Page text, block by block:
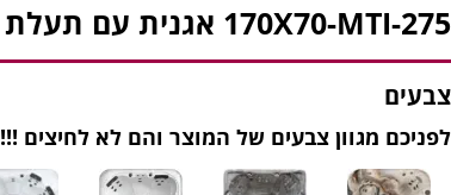
170X70-MTI-275 אגנית עם תעלת ניקוז
צבעים
לפניכם מגוון צבעים של המוצר והם לא לחיצים !!!